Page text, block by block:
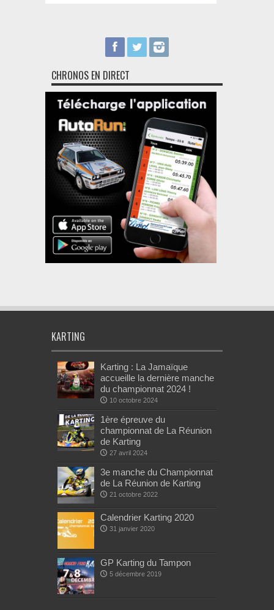
CHRONOS EN DIRECT
KARTING
Karting : La Jamaïque
accueille la dernière manche
du championnat 2024 !
10 octobre 2024
1ère épreuve du
championnat de La Réunion
de Karting
27 avril 2024
3e manche du Championnat
de La Réunion de Karting
21 octobre 2022
Calendrier Karting 2020
31 janvier 2020
GP Karting du Tampon
5 décembre 2019